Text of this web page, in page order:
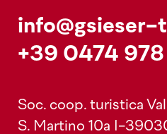
info@gsieser-
+39 0474
Soc. coop. turistica
S. Martino 10a I-